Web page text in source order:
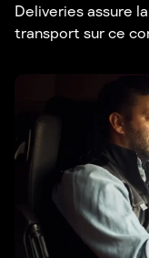
Deliveries assure
transport sur ce